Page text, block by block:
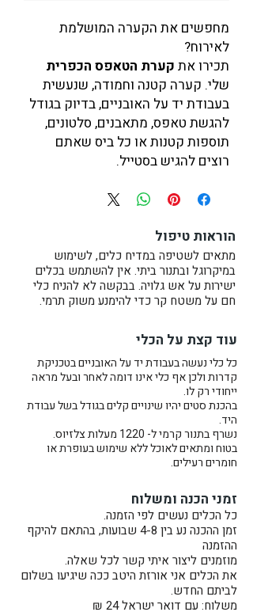
מחפשים את הקערה המושלמת
לאירוח?
תכירו את קערת הטאפס הכפרית
שלי. קערה קטנה וחמודה, שנעשית
בעבודת יד על האובניים, בדיוק בגודל
להגשת טאפס, מתאבנים, סלטונים,
תוספות קטנות או כל ביס שאתם
רוצים להגיש בסטייל.
וניתן לבחור אותה ב־ 6 צבעים שונים
גם לקינוחים אישיים כמו קרם ברולה
או קובלר אפרסקים אישי.
מידות בקירוב:
קוטר: 14 ס"מ
נפח:
כל קערה נעשית בעבודת יד על
האובניים מחימר אפור מחוספס.
החלק הפנימי מזוגג מבפנים בלבן
אוף-וויט והחוץ נשאר טבעי ללא זיגוג.
המחיר הוא לקערה אחת.
קערת קרמיקה מהממת זו יכולה
להיות המתנה המושלמת ליום האם,
מתנה לחתונה, מתנה לחנוכת בית,
מתנה מיוחדת ליקירכם, או פשוט
פינוק לעצמכם.
הוראות טיפול
מתאים לשטיפה במדיח כלים, לשימוש
במיקרוגל ובתנור ביתי. אין להשתמש בכלים
ישירות על אש גלויה. בבקשה לא להניח כלי
חם על משטח קר כדי להימנע משוק תרמי.
עוד קצת על הכלי
כל כלי נעשה בעבודת יד על האובניים בטכניקת
קדרות ולכן אף כלי אינו דומה לאחר ובעל מראה
ייחודי רק לו.
בהכנת סטים יהיו שינויים קלים בגודל בשל עבודת
היד.
נשרף בתנור קרמי ל- 1220 מעלות צלזיוס.
בטוח ומתאים לאוכל ללא שימוש בעופרת או
חומרים רעילים.
זמני הכנה ומשלוח
כל הכלים נעשים לפי הזמנה.
זמן ההכנה נע בין 4-8 שבועות, בהתאם להיקף
ההזמנה
מוזמנים ליצור איתי קשר לכל שאלה.
את הכלים אני אורזת היטב ככה שיגיעו בשלום
לביתם החדש.
משלוח: עם דואר ישראל 24 ₪